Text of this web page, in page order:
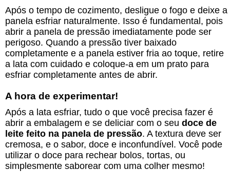
Após o tempo de cozimento, desligue o fogo e deixe a
panela esfriar naturalmente. Isso é fundamental, pois
abrir a panela de pressão imediatamente pode ser
perigoso. Quando a pressão tiver baixado
completamente e a panela estiver fria ao toque, retire
a lata com cuidado e coloque-a em um prato para
esfriar completamente antes de abrir.
A hora de experimentar!
Após a lata esfriar, tudo o que você precisa fazer é
abrir a embalagem e se deliciar com o seu doce de
leite feito na panela de pressão. A textura deve ser
cremosa, e o sabor, doce e inconfundível. Você pode
utilizar o doce para rechear bolos, tortas, ou
simplesmente saborear com uma colher mesmo!